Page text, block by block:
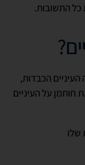
כל התשובות.
הכבדות,
חותמן על העיניים
שלו